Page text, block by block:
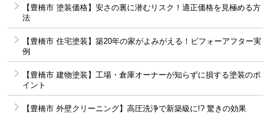
【豊橋市 塗装価格】安さの裏に潜むリスク！適正価格を見極める方
法
【豊橋市 住宅塗装】築20年の家がよみがえる！ビフォーアフター実
例
【豊橋市 建物塗装】工場・倉庫オーナーが知らずに損する塗装のポ
イント
【豊橋市 外壁クリーニング】高圧洗浄で新築級に!? 驚きの効果